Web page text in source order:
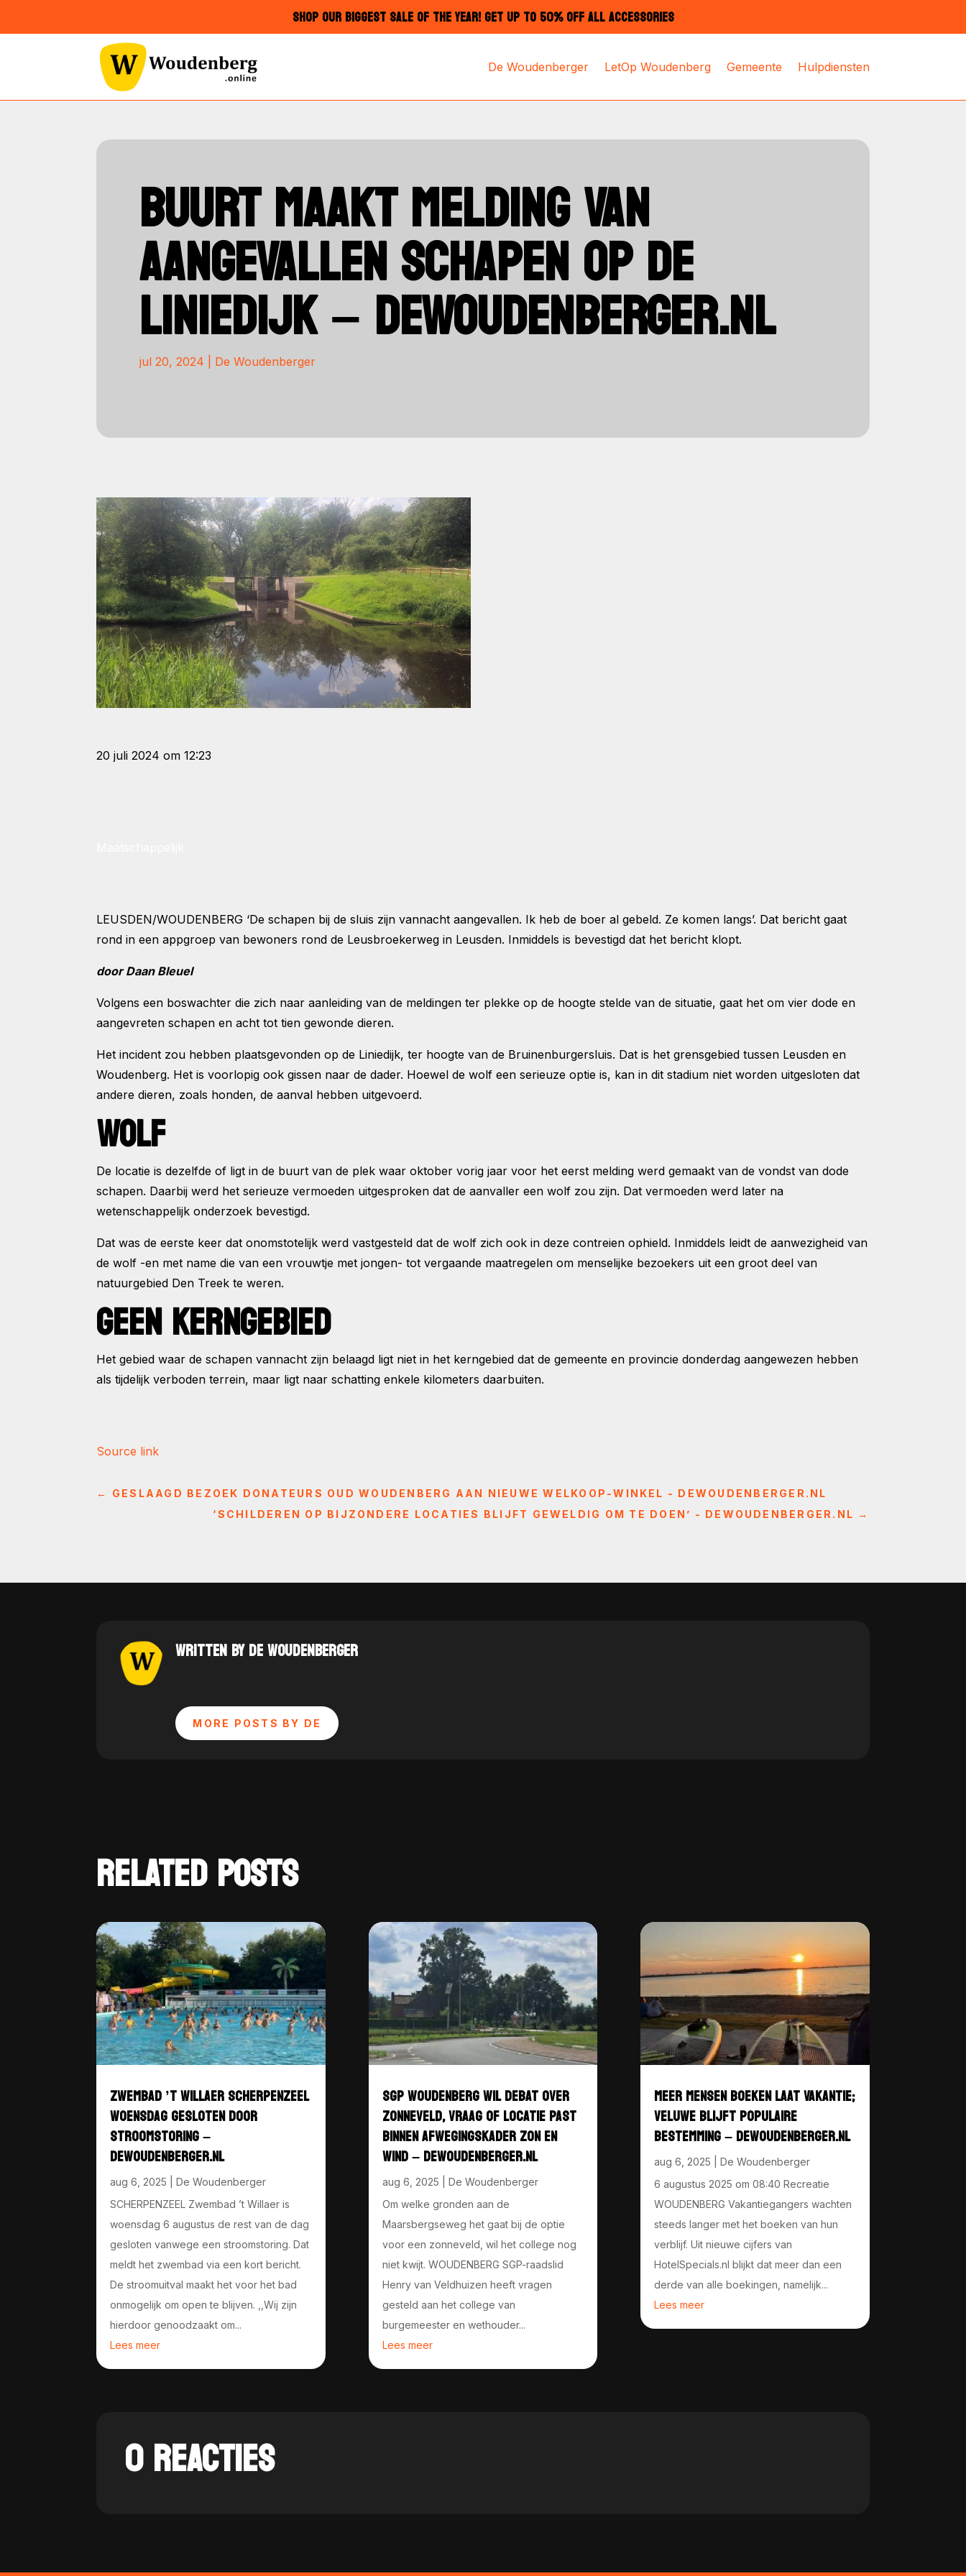
SHOP OUR BIGGEST SALE OF THE YEAR! GET UP TO 50% OFF ALL ACCESSORIES
De Woudenberger LetOp Woudenberg Gemeente Hulpdiensten
BUURT MAAKT MELDING VAN
AANGEVALLEN SCHAPEN OP DE
LINIEDIJK – DEWOUDENBERGER.NL
jul 20, 2024 De Woudenberger
20 juli 2024 om 12:23
LEUSDEN/WOUDENBERG ‘De schapen bij de sluis zijn vannacht aangevallen. Ik heb de boer al gebeld. Ze komen langs’. Dat bericht gaat
rond in een appgroep van bewoners rond de Leusbroekerweg in Leusden. Inmiddels is bevestigd dat het bericht klopt.
door Daan Bleuel
Volgens een boswachter die zich naar aanleiding van de meldingen ter plekke op de hoogte stelde van de situatie, gaat het om vier dode en
aangevreten schapen en acht tot tien gewonde dieren.
Het incident zou hebben plaatsgevonden op de Liniedijk, ter hoogte van de Bruinenburgersluis. Dat is het grensgebied tussen Leusden en
Woudenberg. Het is voorlopig ook gissen naar de dader. Hoewel de wolf een serieuze optie is, kan in dit stadium niet worden uitgesloten dat
andere dieren, zoals honden, de aanval hebben uitgevoerd.
WOLF
De locatie is dezelfde of ligt in de buurt van de plek waar oktober vorig jaar voor het eerst melding werd gemaakt van de vondst van dode
schapen. Daarbij werd het serieuze vermoeden uitgesproken dat de aanvaller een wolf zou zijn. Dat vermoeden werd later na
wetenschappelijk onderzoek bevestigd.
Dat was de eerste keer dat onomstotelijk werd vastgesteld dat de wolf zich ook in deze contreien ophield. Inmiddels leidt de aanwezigheid van
de wolf -en met name die van een vrouwtje met jongen- tot vergaande maatregelen om menselijke bezoekers uit een groot deel van
natuurgebied Den Treek te weren.
GEEN KERNGEBIED
Het gebied waar de schapen vannacht zijn belaagd ligt niet in het kerngebied dat de gemeente en provincie donderdag aangewezen hebben
als tijdelijk verboden terrein, maar ligt naar schatting enkele kilometers daarbuiten.
Source link
← GESLAAGD BEZOEK DONATEURS OUD WOUDENBERG AAN NIEUWE WELKOOP-WINKEL - DEWOUDENBERGER.NL
‘SCHILDEREN OP BIJZONDERE LOCATIES BLIJFT GEWELDIG OM TE DOEN’ - DEWOUDENBERGER.NL →
WRITTEN BY DE WOUDENBERGER
MORE POSTS BY DE
RELATED POSTS
ZWEMBAD ’T WILLAER SCHERPENZEEL
WOENSDAG GESLOTEN DOOR
STROOMSTORING –
DEWOUDENBERGER.NL
aug 6, 2025
De Woudenberger
SCHERPENZEEL Zwembad ’t Willaer is
woensdag 6 augustus de rest van de dag
gesloten vanwege een stroomstoring. Dat
meldt het zwembad via een kort bericht.
De stroomuitval maakt het voor het bad
onmogelijk om open te blijven. ,,Wij zijn
hierdoor genoodzaakt om...
Lees meer
SGP WOUDENBERG WIL DEBAT OVER
ZONNEVELD, VRAAG OF LOCATIE PAST
BINNEN AFWEGINGSKADER ZON EN
WIND – DEWOUDENBERGER.NL
aug 6, 2025
De Woudenberger
Om welke gronden aan de
Maarsbergseweg het gaat bij de optie
voor een zonneveld, wil het college nog
niet kwijt. WOUDENBERG SGP-raadslid
Henry van Veldhuizen heeft vragen
gesteld aan het college van
burgemeester en wethouder...
Lees meer
MEER MENSEN BOEKEN LAAT VAKANTIE;
VELUWE BLIJFT POPULAIRE
BESTEMMING – DEWOUDENBERGER.NL
aug 6, 2025
De Woudenberger
6 augustus 2025 om 08:40 Recreatie
WOUDENBERG Vakantiegangers wachten
steeds langer met het boeken van hun
verblijf. Uit nieuwe cijfers van
HotelSpecials.nl blijkt dat meer dan een
derde van alle boekingen, namelijk...
Lees meer
0 REACTIES